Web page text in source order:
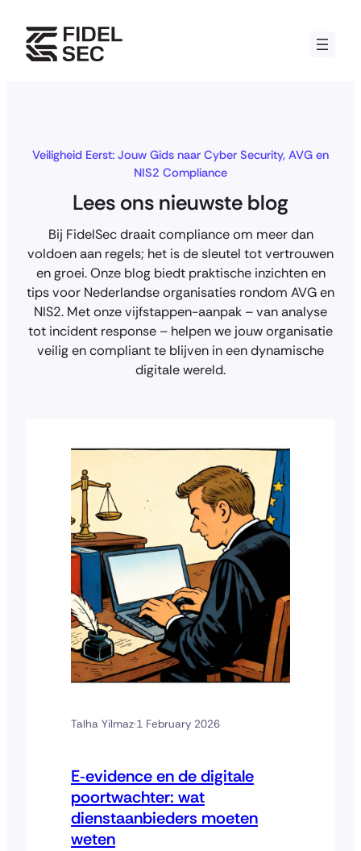
content
Veiligheid Eerst: Jouw Gids naar Cyber Security, AVG en
NIS2 Compliance
Lees ons nieuwste blog
Bij FidelSec draait compliance om meer dan
voldoen aan regels; het is de sleutel tot vertrouwen
en groei. Onze blog biedt praktische inzichten en
tips voor Nederlandse organisaties rondom AVG en
NIS2. Met onze vijfstappen-aanpak – van analyse
tot incident response – helpen we jouw organisatie
veilig en compliant te blijven in een dynamische
digitale wereld.
Talha Yilmaz·1 February 2026
E‑evidence en de digitale
poortwachter: wat
dienstaanbieders moeten
weten